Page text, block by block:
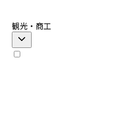
観光・商工